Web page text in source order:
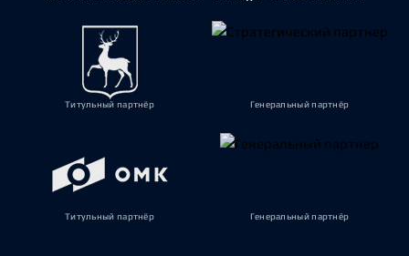
Титульный партнёр Генеральный партнёр
Титульный партнёр Генеральный партнёр